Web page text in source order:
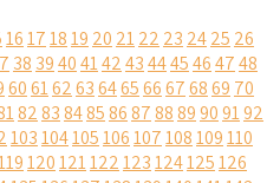
16171819 20 2122 23 2425 26
38 39404142434445464748
60616263646566676869 70
8283848586878889909192
103104105106107108109110
120121122123124125126